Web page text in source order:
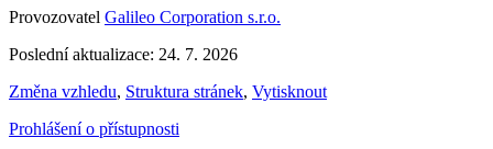
Provozovatel Galileo Corporation s.r.o.
Poslední aktualizace: 24. 7. 2026
Změna vzhledu, Struktura stránek, Vytisknout
Prohlášení o přístupnosti